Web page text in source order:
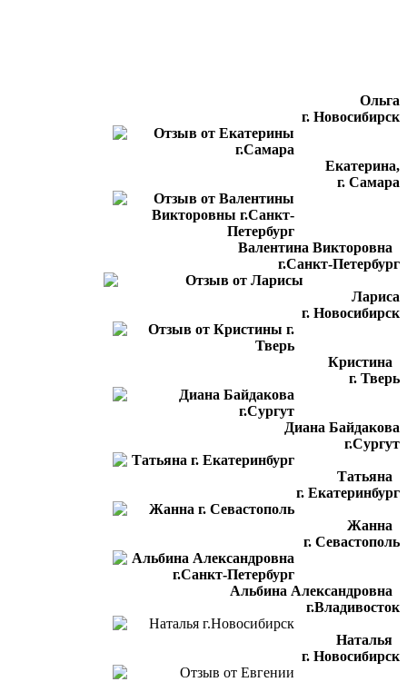
Ольга
г. Новосибирск
Екатерина,
г. Самара
Валентина Викторовна
г.Санкт-Петербург
Лариса
г. Новосибирск
Кристина
г. Тверь
Диана Байдакова
г.Сургут
Татьяна
г. Екатеринбург
Жанна
г. Севастополь
Альбина Александровна
г.Владивосток
Наталья
г. Новосибирск